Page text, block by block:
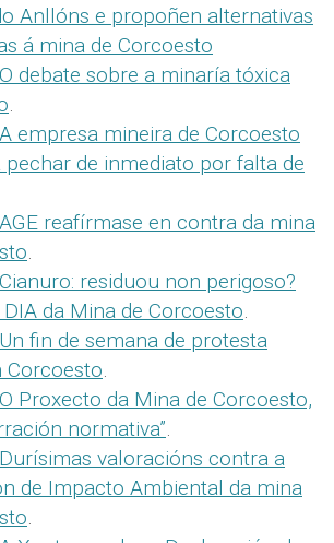
Anllóns e propoñen alternativas
á mina de Corcoesto
O debate sobre a minaría tóxica
.
A empresa mineira de Corcoesto
pechar de inmediato por falta de
AGE reafírmase en contra da mina
.
Cianuro: residuou non perigoso?
da Mina de Corcoesto.
Un fin de semana de protesta
Corcoesto.
O Proxecto da Mina de Corcoesto,
normativa”.
Durísimas valoracións contra a
de Impacto Ambiental da mina
.